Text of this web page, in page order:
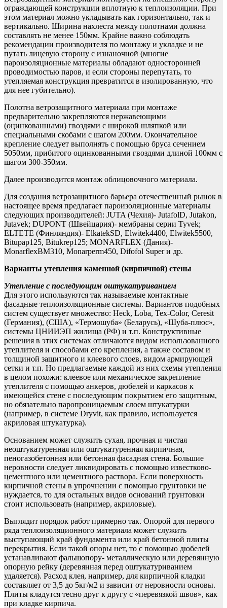
ограждающей конструкции вплотную к теплоизоляции. При
этом материал можно укладывать как горизонтально, так и
вертикально. Ширина нахлеста между полотнами должна
составлять не менее 150мм. Крайне важно соблюдать
рекомендации производителя по монтажу и укладке и не
путать лицевую сторону с изнаночной (многие
пароизоляционные материалы обладают односторонней
проводимостью паров, и если стороны перепутать, то
утепляемая конструкция превратится в изолированную, что
для нее губительно).
Полотна ветрозащитного материала при монтаже
предварительно закрепляются нержавеющими
(оцинкованными) гвоздями с широкой шляпкой или
специальными скобами с шагом 200мм. Окончательное
крепление следует выполнять с помощью бруса сечением
5050мм, прибитого оцинкованными гвоздями длиной 100мм с
шагом 300-350мм.
Далее производится монтаж облицовочного материала.
Для создания ветрозащитного барьера отечественный рынок в
настоящее время предлагает пароизоляционные материалы
следующих производителей: JUTA (Чехия)- JutafolD, Jutakon,
Jutavek; DUPONT (Швейцария)- мембраны серии Tyvek;
ELTETE (Финляндия)- ElkatekSD, Elwitek4400, Elwitek5500,
Bitupap125, Bitukrep125; MONARFLEX (Дания)-
MonarflexBM310, Monarperm450, Difofol Super и др.
Варианты утепления каменной (кирпичной) стены
Утепление с последующим оштукатуриванием
Для этого используются так называемые контактные
фасадные теплоизоляционные системы. Вариантов подобных
систем существует множество: Heck, Loba, Tex-Color, Ceresit
(Германия), (США), «Термошуба» (Беларусь), «Шуба-плюс»,
системы ЦНИИЭП жилища (РФ) и т.п. Конструктивные
решения в этих системах отличаются видом использованного
утеплителя и способами его крепления, а также составом и
толщиной защитного и клеевого слоев, видом армирующей
сетки и т.п. Но предлагаемые каждой из них схемы утепления
в целом похожи: клеевое или механическое закрепление
утеплителя с помощью анкеров, дюбелей и каркасов к
имеющейся стене с последующим покрытием его защитным,
но обязательно паропроницаемым слоем штукатурки
(например, в системе Dryvit, как правило, используется
акриловая штукатурка).
Основанием может служить сухая, прочная и чистая
неоштукатуренная или оштукатуренная кирпичная,
пеногазобетонная или бетонная фасадная стена. Большие
неровности следует ликвидировать с помощью известково-
цементного или цементного раствора. Если поверхность
кирпичной стены в упрочнении с помощью грунтовки не
нуждается, то для остальных видов оснований грунтовки
стоит использовать (например, акриловые).
Выглядит порядок работ примерно так. Опорой для первого
ряда теплоизоляционного материала может служить
выступающий край фундамента или край бетонной плиты
перекрытия. Если такой опоры нет, то с помощью дюбелей
устанавливают фальшопору- металлическую или деревянную
опорную рейку (деревянная перед оштукатуриванием
удаляется). Расход клея, например, для кирпичной кладки
составляет от 3,5 до 5кг/м2 и зависит от неровности основы.
Плиты кладутся тесно друг к другу с «перевязкой швов», как
при кладке кирпича.